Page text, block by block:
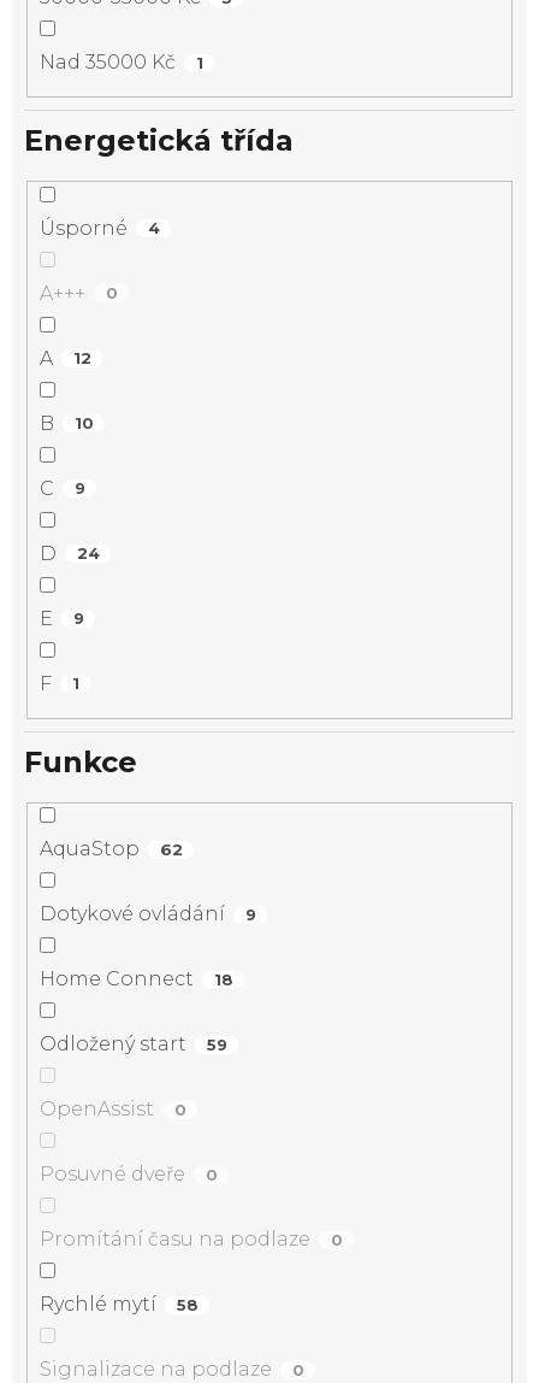
Nad 35000 Kč 1
Energetická třída
Úsporné 4
A+++ 0
A 12
B 10
C 9
D 24
E 9
F 1
Funkce
AquaStop 62
Dotykové ovládání 9
Home Connect 18
Odložený start 59
OpenAssist 0
Posuvné dveře 0
Promítání času na podlaze 0
Rychlé mytí 58
Signalizace na podlaze 0